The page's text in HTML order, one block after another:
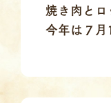
焼き肉と
今年は７